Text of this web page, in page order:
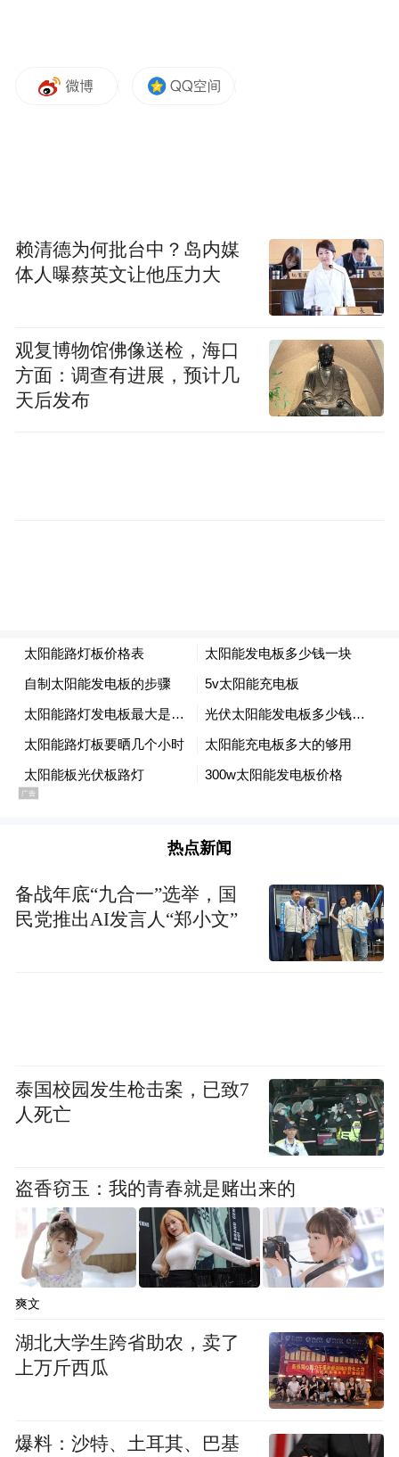
赖清德为何批台中？岛内媒
体人曝蔡英文让他压力大
观复博物馆佛像送检，海口
方面：调查有进展，预计几
天后发布
热点新闻
备战年底“九合一”选举，国
民党推出AI发言人“郑小文”
泰国校园发生枪击案，已致7
人死亡
盗香窃玉：我的青春就是赌出来的
爽文
湖北大学生跨省助农，卖了
上万斤西瓜
爆料：沙特、土耳其、巴基